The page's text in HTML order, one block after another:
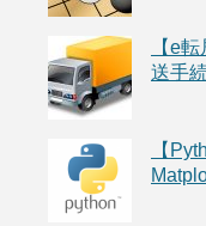
【e
送手
【